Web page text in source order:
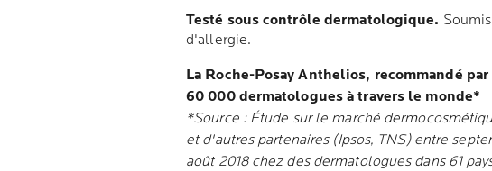
Testé sous contrôle dermatologique.
d'allergie.
La Roche-Posay Anthelios, recommandé par
60 000 dermatologues à travers le monde*
*Source : Étude sur le marché
et d'autres partenaires (Ipsos, TNS) entre
août 2018 chez des dermatologues dans 61